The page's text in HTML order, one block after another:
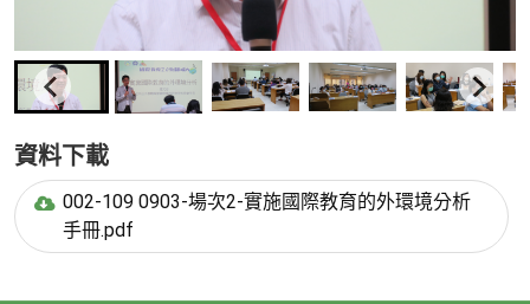
資料下載
002-109 0903-場次2-實施國際教育的外環境分析
手冊.pdf